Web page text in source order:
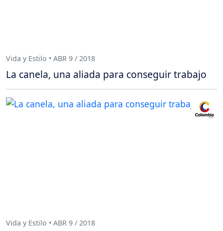
Vida y Estilo • ABR 9 / 2018
La canela, una aliada para conseguir trabajo
Vida y Estilo • ABR 9 / 2018